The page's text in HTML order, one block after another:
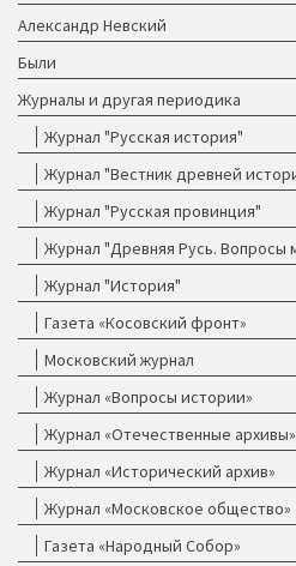
Александр Невский
Были
Журналы и другая периодика
Журнал "Русская история"
Журнал "Вестник древней
Журнал "Русская провинция"
Журнал "Древняя Русь. Вопросы
Журнал "История"
Газета «Косовский фронт»
Московский журнал
Журнал «Вопросы истории»
Журнал «Отечественные архивы»
Журнал «Исторический архив»
Журнал «Московское общество»
Газета «Народный Собор»